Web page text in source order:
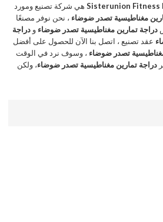
Sisterunion Fitness هي شركة تصنيع ومورد
مغناطيسية تصدر ضوضاء ، نحن نوفر مصنعًا
دراجة تمارين مغناطيسية تصدر ضوضاء ودراجة
عقد تصنيع ، اتصل بنا الآن للحصول على أفضل
تصدر ضوضاء ، وسوف نرد في الوقت
دراجة تمارين مغناطيسية تصدر ضوضاء، ولكن